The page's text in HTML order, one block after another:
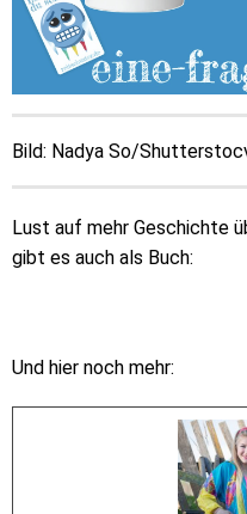
Bild: Nadya So/
Lust auf mehr Geschichte
gibt es auch als Buch:
Und hier noch mehr: